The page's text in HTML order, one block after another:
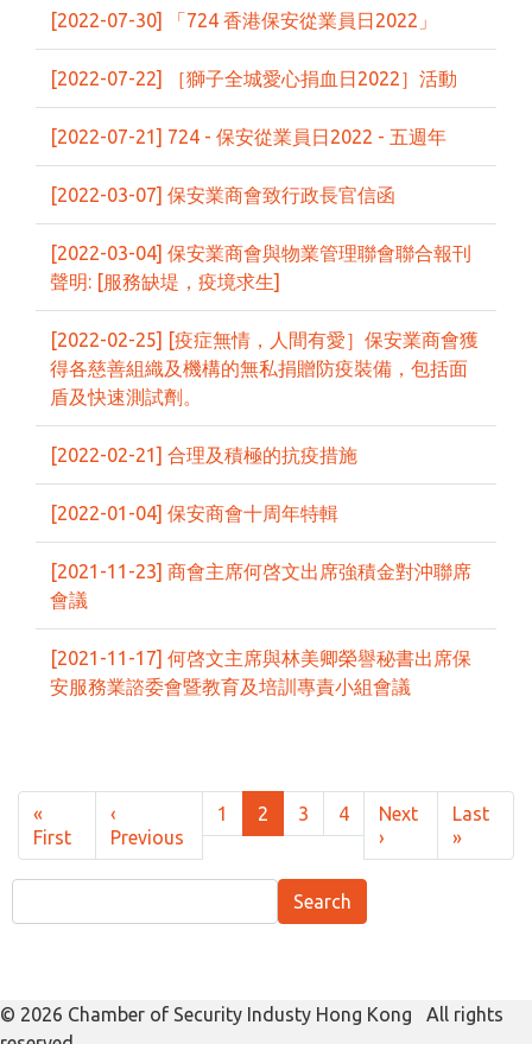
[2022-07-30] 「724 香港保安從業員日2022」
[2022-07-22] ［獅子全城愛心捐血日2022］活動
[2022-07-21] 724 - 保安從業員日2022 - 五週年
[2022-03-07] 保安業商會致行政長官信函
[2022-03-04] 保安業商會與物業管理聯會聯合報刊
聲明: [服務缺堤，疫境求生]
[2022-02-25] [疫症無情，人間有愛］保安業商會獲
得各慈善組織及機構的無私捐贈防疫裝備，包括面
盾及快速測試劑。
[2022-02-21] 合理及積極的抗疫措施
[2022-01-04] 保安商會十周年特輯
[2021-11-23] 商會主席何啓文出席強積金對沖聯席
會議
[2021-11-17] 何啓文主席與林美卿榮譽秘書出席保
安服務業諮委會暨教育及培訓專責小組會議
Pagination
«
FirstFirst page
‹
PreviousPrevious page
1 2 3 4
Next
›Next page
Last
»Last
Search
© 2026 Chamber of Security Industy Hong Kong All rights